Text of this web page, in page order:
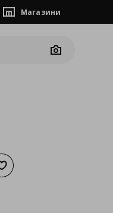
Магазини
Camera
Добави към списъка с